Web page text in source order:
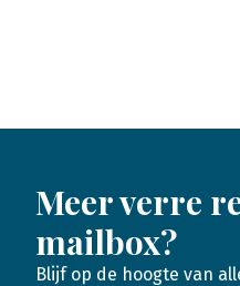
Meer verre
mailbox?
Blijf op de hoogte van